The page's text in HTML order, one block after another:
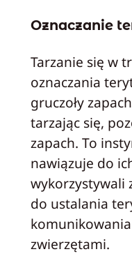
Oznaczanie
Tarzanie się w
oznaczania
gruczoły
tarzając się,
zapach. To
nawiązuje do
wykorzystywali
do ustalania
zwierzętami.